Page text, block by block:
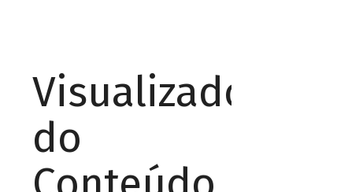
Visualizador
do